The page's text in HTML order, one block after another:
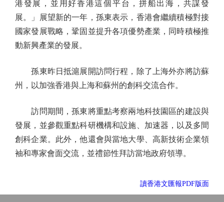
港發展，並用好香港這個平台，拼船出海，共謀發
展。」展望新的一年，孫東表示，香港會繼續積極對接
國家發展戰略，鞏固並提升各項優勢產業，同時積極推
動新興產業的發展。
孫東昨日抵滬展開訪問行程，除了上海外亦將訪蘇
州，以加強香港與上海和蘇州的創科交流合作。
訪問期間，孫東將重點考察兩地科技園區的建設與
發展，並參觀重點科研機構和設施、加速器，以及多間
創科企業。此外，他還會與當地大學、高新技術企業領
袖和專家會面交流，並禮節性拜訪當地政府領導。
讀香港文匯報PDF版面